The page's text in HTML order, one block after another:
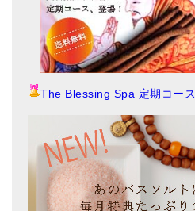
The Blessing Spa 定期コース